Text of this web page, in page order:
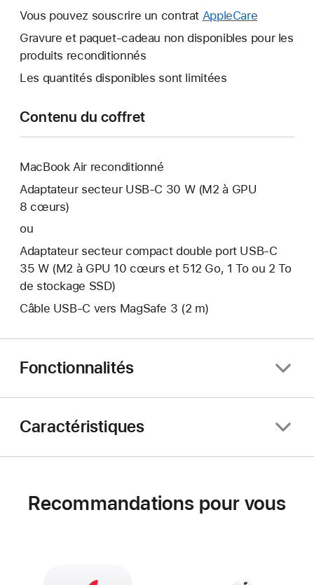
fenêtre
Vous pouvez souscrire un contrat AppleCare
nouvelle
Gravure et paquet-cadeau non disponibles pour les
produits reconditionnés
Les quantités disponibles sont limitées
Contenu du coffret
MacBook Air reconditionné
Adaptateur secteur USB‑C 30 W (M2 à GPU
8 cœurs)
ou
Adaptateur secteur compact double port USB-C
35 W (M2 à GPU 10 cœurs et 512 Go, 1 To ou 2 To
de stockage SSD)
Câble USB-C vers MagSafe 3 (2 m)
Fonctionnalités
Caractéristiques
Recommandations pour vous